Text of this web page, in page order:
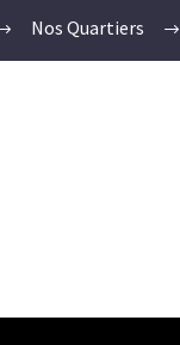
Nos Quartiers